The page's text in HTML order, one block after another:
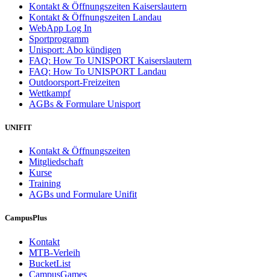
Kontakt & Öffnungszeiten Kaiserslautern
Kontakt & Öffnungszeiten Landau
WebApp Log In
Sportprogramm
Unisport: Abo kündigen
FAQ: How To UNISPORT Kaiserslautern
FAQ: How To UNISPORT Landau
Outdoorsport-Freizeiten
Wettkampf
AGBs & Formulare Unisport
UNIFIT
Kontakt & Öffnungszeiten
Mitgliedschaft
Kurse
Training
AGBs und Formulare Unifit
CampusPlus
Kontakt
MTB-Verleih
BucketList
CampusGames